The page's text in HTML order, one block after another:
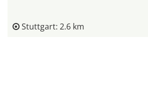
Stuttgart: 2.6 km